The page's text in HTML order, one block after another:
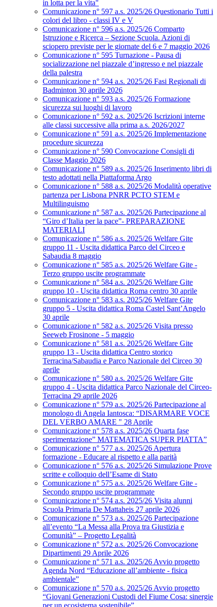
in lotta per la vita"
Comunicazione n° 597 a.s. 2025/26 Questionario Tutti i
colori del libro - classi IV e V
Comunicazione n° 596 a.s. 2025/26 Comparto
Istruzione e Ricerca – Sezione Scuola. Azioni di
sciopero previste per le giornate del 6 e 7 maggio 2026
Comunicazione n° 595 Turnazione - Pausa di
socializzazione nel piazzale d’ingresso e nel piazzale
della palestra
Comunicazione n° 594 a.s. 2025/26 Fasi Regionali di
Badminton 30 aprile 2026
Comunicazione n° 593 a.s. 2025/26 Formazione
sicurezza sui luoghi di lavoro
Comunicazione n° 592 a.s. 2025/26 Iscrizioni interne
alle classi successive alla prima a.s. 2026/2027
Comunicazione n° 591 a.s. 2025/26 Implementazione
procedure sicurezza
Comunicazione n° 590 Convocazione Consigli di
Classe Maggio 2026
Comunicazione n° 589 a.s. 2025/26 Inserimento libri di
testo adottati nella Piattaforma Argo
Comunicazione n° 588 a.s. 2025/26 Modalità operative
partenza per Lisbona PNRR PCTO STEM e
Multilinguismo
Comunicazione n° 587 a.s. 2025/26 Partecipazione al
“Giro d’Italia per la pace”- PREPARAZIONE
MATERIALI
Comunicazione n° 586 a.s. 2025/26 Welfare Gite
gruppo 11 - Uscita didattica Parco del Circeo e
Sabaudia 8 maggio
Comunicazione n° 585 a.s. 2025/26 Welfare Gite -
Terzo gruppo uscite programmate
Comunicazione n° 584 a.s. 2025/26 Welfare Gite
gruppo 10 - Uscita didattica Roma centro 30 aprile
Comunicazione n° 583 a.s. 2025/26 Welfare Gite
gruppo 5 - Uscita didattica Roma Castel Sant’Angelo
30 aprile
Comunicazione n° 582 a.s. 2025/26 Visita presso
Seeweb Frosinone - 5 maggio
Comunicazione n° 581 a.s. 2025/26 Welfare Gite
gruppo 13 - Uscita didattica Centro storico
Terracina/Sabaudia e Parco Nazionale del Circeo 30
aprile
Comunicazione n° 580 a.s. 2025/26 Welfare Gite
gruppo 4 - Uscita didattica Parco Nazionale del Circeo-
Terracina 29 aprile 2026
Comunicazione n° 579 a.s. 2025/26 Partecipazione al
monologo di Angela Iantosca: “DISARMARE VOCE
DEL VERBO AMARE " 28 Aprile
Comunicazione n° 578 a.s. 2025/26 Quarta fase
sperimentazione” MATEMATICA SUPER PIATTA”
Comunicazione n° 577 a.s. 2025/26 Apertura
formazione - Educare al rispetto e alla parità
Comunicazione n° 576 a.s. 2025/26 Simulazione Prove
scritte e colloquio dell’Esame di Stato
Comunicazione n° 575 a.s. 2025/26 Welfare Gite -
Secondo gruppo uscite programmate
Comunicazione n° 574 a.s. 2025/26 Visita alunni
Scuola Primaria De Mattaheis 27 aprile 2026
Comunicazione n° 573 a.s. 2025/26 Partecipazione
all’evento “La Messa alla Prova tra Giustizia e
Comunità” – Progetto Legalità
Comunicazione n° 572 a.s. 2025/26 Convocazione
Dipartimenti 29 Aprile 2026
Comunicazione n° 571 a.s. 2025/26 Avvio progetto
Agenda Nord “Educazione all’ambiente - fisica
ambientale”
Comunicazione n° 570 a.s. 2025/26 Avvio progetto
“Giovani Generazioni Custodi del Fiume Cosa: sinergie